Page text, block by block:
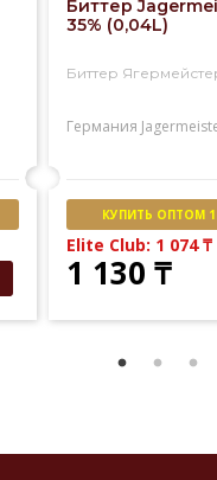
Биттер
35% (0,04L)
Биттер
Германия
КУПИТЬ ОПТОМ 1
Elite Club: 1 074₸
1 130 ₸